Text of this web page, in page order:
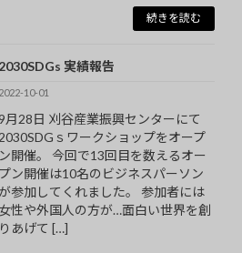
続きを読む
2030SDGs 実績報告
2022-10-01
月28日 刈谷産業振興センターにて
2030SDGｓワークショップをオープ
ン開催。 今回で13回目を数えるオー
プン開催は10名のビジネスパーソン
参加してくれました。 参加者には
女性や外国人の方が…面白い世界を創
りあげて […]